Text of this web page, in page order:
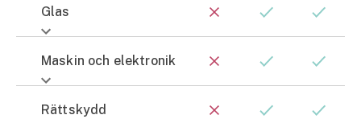
Glas
Maskin och elektronik
Rättskydd